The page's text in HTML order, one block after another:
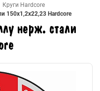
Круги Hardcore
150х1,2х22,23 Hardcore
нерж. стали